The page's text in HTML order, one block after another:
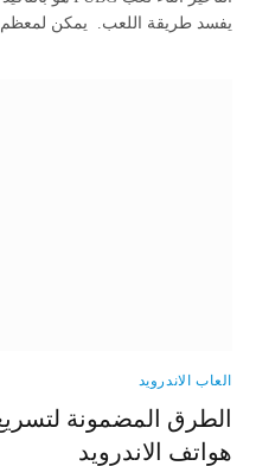
يفسد طريقة اللعب. يمكن لمعظم
العاب الاندرويد
هواتف الاندرويد